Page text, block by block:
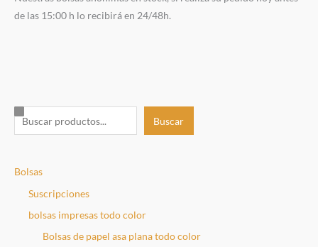
B
u
c
Buscar
Bolsas
Suscripciones
bolsas impresas todo color
Bolsas de papel asa plana todo color
de las 15:00 h lo recibirá en 24/48h.